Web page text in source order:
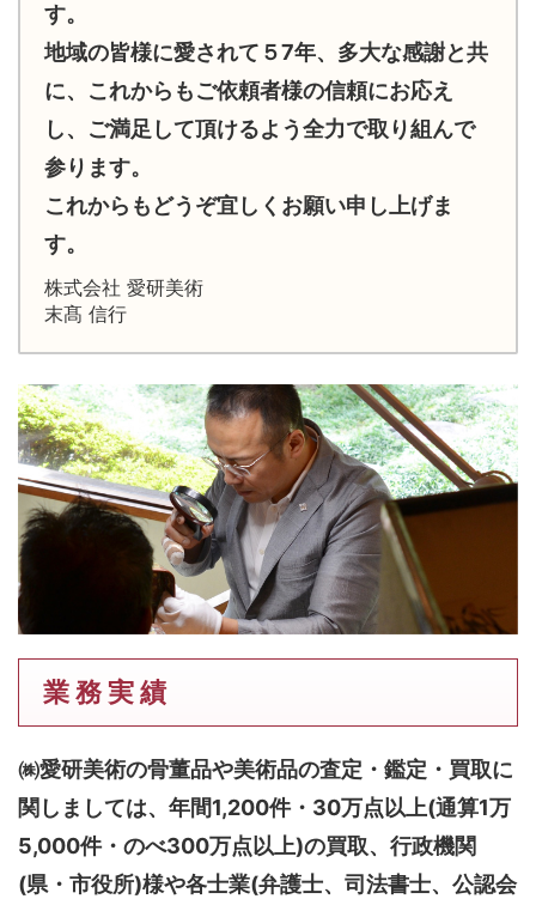
す。
地域の皆様に愛されて５7年、多大な感謝と共
に、これからもご依頼者様の信頼にお応え
し、ご満足して頂けるよう全力で取り組んで
参ります。
これからもどうぞ宜しくお願い申し上げま
す。
株式会社 愛研美術
末髙 信行
業 務 実 績
㈱愛研美術の骨董品や美術品の査定・鑑定・買取に
関しましては、 年間1,200件・30万点以上(通算1万
5,000件・のべ300万点以上)の買取、行政機関
(県・市役所)様や各士業(弁護士、司法書士、公認会